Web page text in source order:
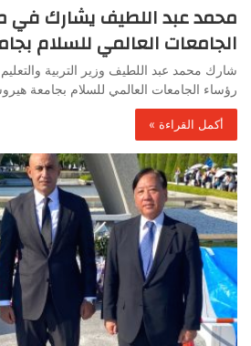
محمد عبد اللطيف يشارك في
الجامعات العالمي للسلام
شارك محمد عبد اللطيف وزير التربية
رؤساء الجامعات العالمي للسلام بجامعة
أكمل القراءة »